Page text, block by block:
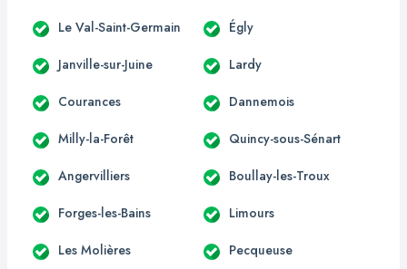
Le Val-Saint-Germain Égly
Janville-sur-Juine Lardy
Courances Dannemois
Milly-la-Forêt Quincy-sous-Sénart
Angervilliers Boullay-les-Troux
Forges-les-Bains Limours
Les Molières Pecqueuse